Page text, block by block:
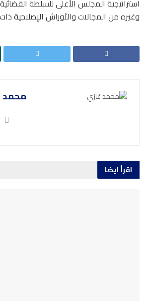
استراتيجية المجلس الأعلى للسلطة
وغيره من المجالات والأوراش الإصلاحية
محمد
اقرأ ايضا